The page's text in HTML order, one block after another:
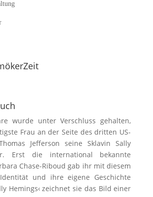
wurde unter Verschluss gehalten,
Frau an der Seite des dritten US-
Jefferson seine Sklavin Sally
Erst die international bekannte
Chase-Riboud gab ihr mit diesem
und ihre eigene Geschichte
Hemings‹ zeichnet sie das Bild einer